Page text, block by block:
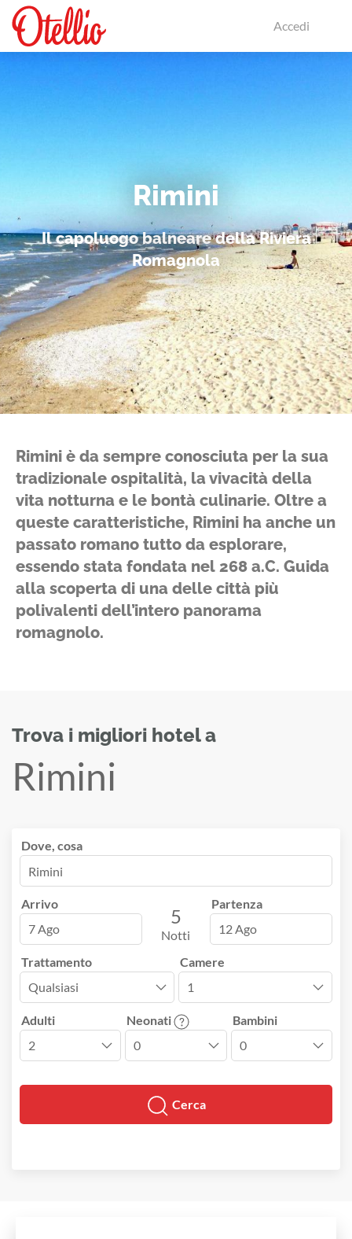
Accedi
Rimini
Il capoluogo balneare della Riviera
Romagnola
Rimini è da sempre conosciuta per la sua
tradizionale ospitalità, la vivacità della
vita notturna e le bontà culinarie. Oltre a
queste caratteristiche, Rimini ha anche un
passato romano tutto da esplorare,
essendo stata fondata nel 268 a.C. Guida
alla scoperta di una delle città più
polivalenti dell’intero panorama
romagnolo.
Trova i migliori hotel a
Rimini
Dove, cosa
Arrivo
7 Ago
5
Notti
Partenza
12 Ago
Trattamento Camere
Adulti Neonati Bambini
Cerca